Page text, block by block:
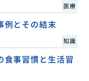
医療
例とその結末
知識
食事習慣と生活習